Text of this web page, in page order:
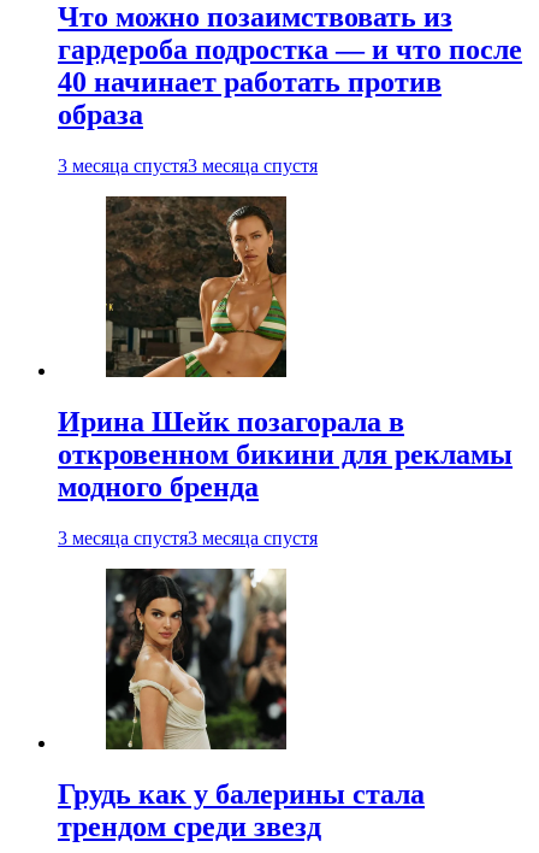
Что можно позаимствовать из
гардероба подростка — и что после
40 начинает работать против
образа
3 месяца спустя3 месяца спустя
Ирина Шейк позагорала в
откровенном бикини для рекламы
модного бренда
3 месяца спустя3 месяца спустя
Грудь как у балерины стала
трендом среди звезд